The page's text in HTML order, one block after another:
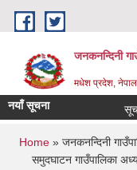
Skip to main content
जनकनन्दिनी
मधेश प्रदेश,
नयाँ सूचना
You are
Home » जनकनन्दिनी
समुदघाटन गाउँपालिका